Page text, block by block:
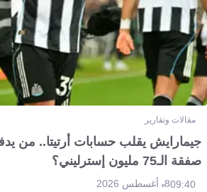
مقالات وتقارير
جيمارايش يقلب حسابات أرتيتا.. من
صفقة الـ75 مليون إسترليني؟
09:408 أغسطس 2026